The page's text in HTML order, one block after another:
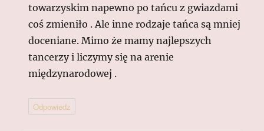
towarzyskim napewno po tańcu z gwiazdami
coś zmieniło . Ale inne rodzaje tańca są mniej
doceniane. Mimo że mamy najlepszych
tancerzy i liczymy się na arenie
międzynarodowej .
Odpowiedz